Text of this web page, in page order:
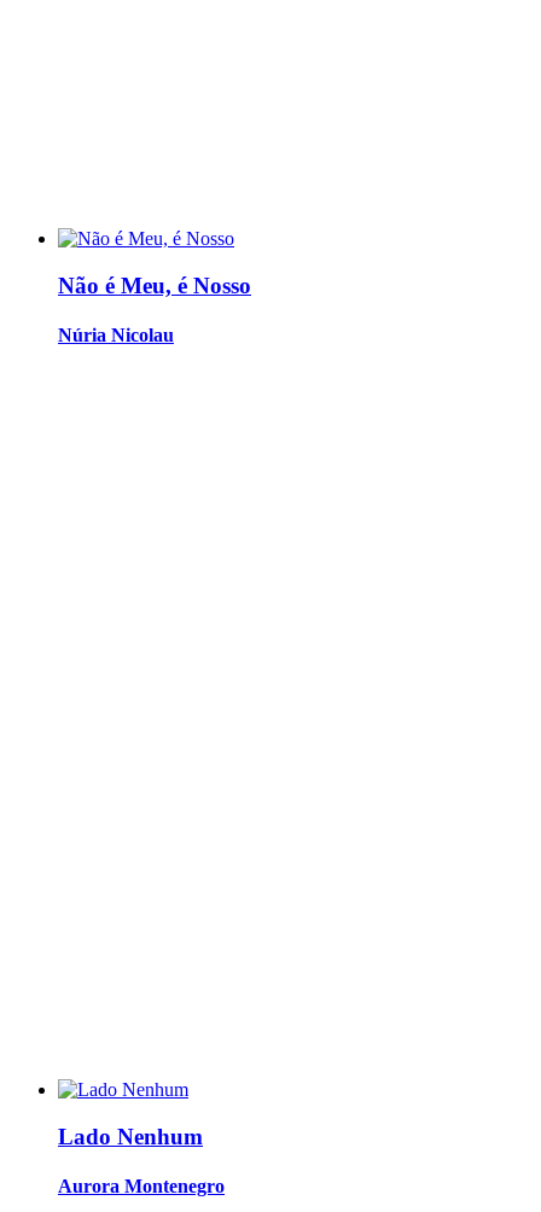
Não é Meu, é Nosso
Núria Nicolau
Lado Nenhum
Aurora Montenegro